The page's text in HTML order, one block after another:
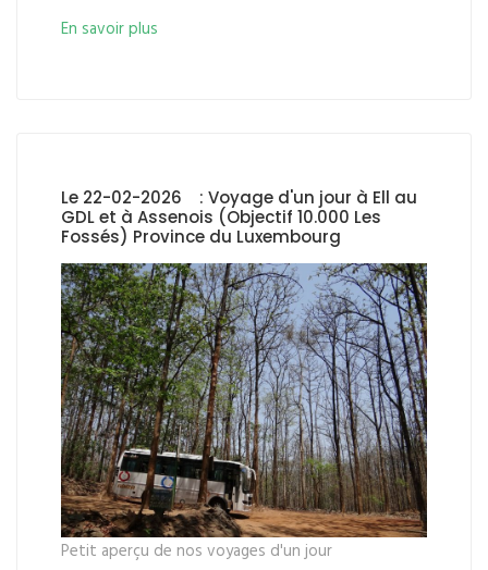
En savoir plus
Le 22-02-2026 : Voyage d'un jour à Ell au
GDL et à Assenois (Objectif 10.000 Les
Fossés) Province du Luxembourg
Petit aperçu de nos voyages d'un jour